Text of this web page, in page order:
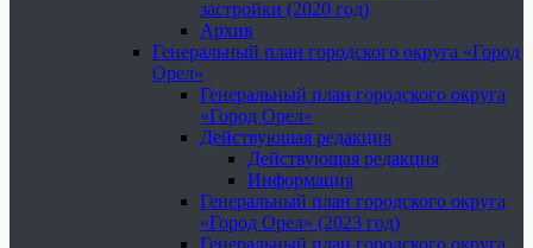
застройки (2020 год)
Архив
Генеральный план городского округа «Город
Орел»
Генеральный план городского округа
«Город Орел»
Действующая редакция
Действующая редакция
Информация
Генеральный план городского округа
«Город Орел» (2023 год)
Генеральный план городского округа